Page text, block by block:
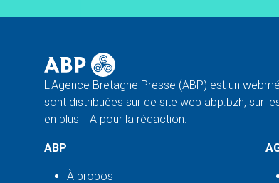
L'Agence Bretagne Presse (ABP) est un
sont distribuées sur ce site web abp.bzh, sur
en plus l'IA pour la rédaction.
ABP
À propos